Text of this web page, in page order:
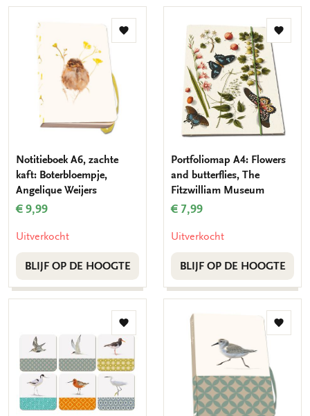
Toevoegen
Notitieboek A6, zachte
kaft: Boterbloempje,
Angelique Weijers
€ 9,99
Uitverkocht
BLIJF OP DE HOOGTE
Portfoliomap A4: Flowers
and butterflies, The
Fitzwilliam Museum
€ 7,99
Uitverkocht
BLIJF OP DE HOOGTE
Toevoegen
aan